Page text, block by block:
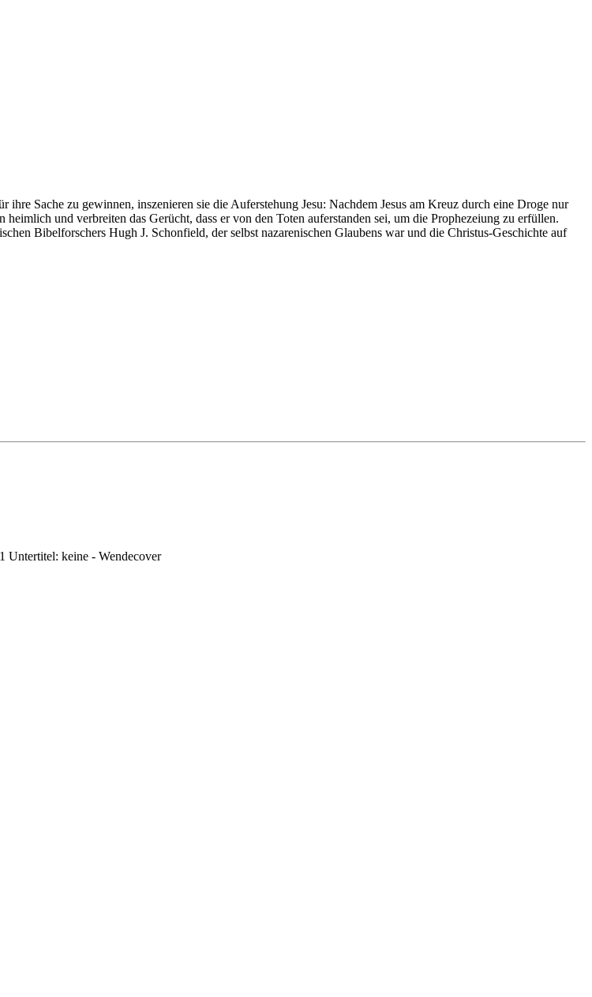
Sache zu gewinnen, inszenieren sie die Auferstehung Jesu: Nachdem Jesus am Kreuz durch eine Droge nur
und verbreiten das Gerücht, dass er von den Toten auferstanden sei, um die Prophezeiung zu erfüllen.
Bibelforschers Hugh J. Schonfield, der selbst nazarenischen Glaubens war und die Christus-Geschichte auf
Untertitel: keine - Wendecover